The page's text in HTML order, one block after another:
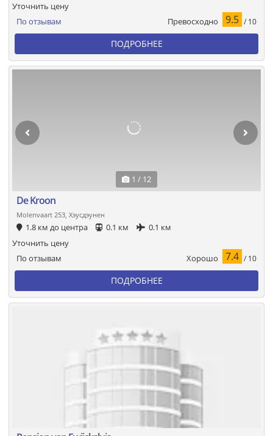
По отзывам Превосходно 9.5 / 10
Уточнить цену
ПОДРОБНЕЕ
1 / 12
De Kroon
Molenvaart 253, Хэусдэунен
1.8 км до центра 0.1 км 0.1 км
По отзывам Хорошо 7.4 / 10
Уточнить цену
ПОДРОБНЕЕ